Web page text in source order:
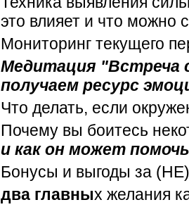
это влияет и что можно
Мониторинг текущего
Медитация "Встреча
получаем ресурс
Что делать, если
Почему вы боитесь
и как он может помочь
Бонусы и выгоды за
два главных желания